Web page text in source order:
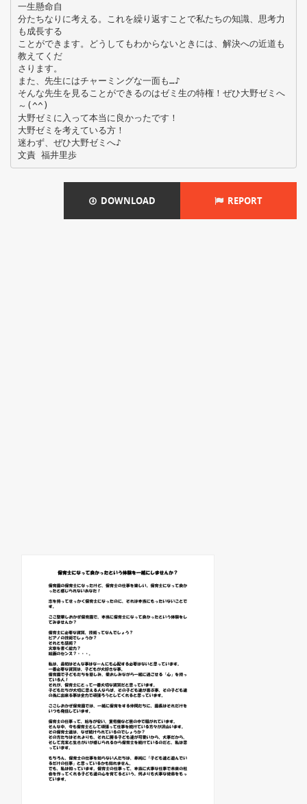
一生懸命自
分たちなりに考える。これを繰り返すことで私たちの知識、思考力
も成長する
ことができます。どうしてもわからないときには、解決への近道も
教えてくだ
さります。
また、先生にはチャーミングな一面も…♪
そんな先生を見ることができるのはゼミ生の特権！ぜひ大野ゼミへ
～(^^)
大野ゼミに入って本当に良かったです！
大野ゼミを考えている方！
迷わず、ぜひ大野ゼミへ♪
文責 福井里歩
DOWNLOAD REPORT